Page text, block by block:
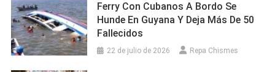
Ferry Con Cubanos A Bordo Se
Hunde En Guyana Y Deja Más De 50
Fallecidos
22 de julio de 2026 Repa Chismes